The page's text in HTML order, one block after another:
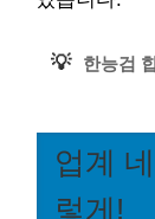
💡 한능검
업계
렇게!